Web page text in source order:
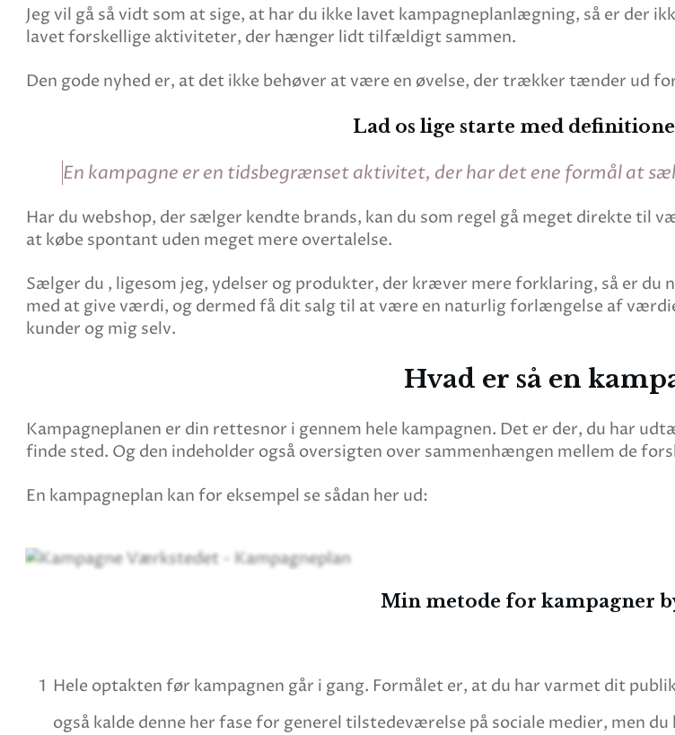
Jeg vil gå så vidt som at sige, at har du ikke lavet kampagneplanlægning, så er der
lavet forskellige aktiviteter, der hænger lidt tilfældigt sammen.
Den gode nyhed er, at det ikke behøver at være en øvelse, der trækker tænder ud
Lad os lige starte med
En kampagne er en tidsbegrænset aktivitet, der har det ene formål at
Har du webshop, der sælger kendte brands, kan du som regel gå meget direkte til
at købe spontant uden meget mere overtalelse.
Sælger du , ligesom jeg, ydelser og produkter, der kræver mere forklaring, så er du
med at give værdi, og dermed få dit salg til at være en naturlig forlængelse af
kunder og mig selv.
Hvad er så en
Kampagneplanen er din rettesnor i gennem hele kampagnen. Det er der, du har
finde sted. Og den indeholder også oversigten over sammenhængen mellem de
En kampagneplan kan for eksempel se sådan her ud:
Min metode for kampagner
1 Hele optakten før kampagnen går i gang. Formålet er, at du har varmet dit
også kalde denne her fase for generel tilstedeværelse på sociale medier, men